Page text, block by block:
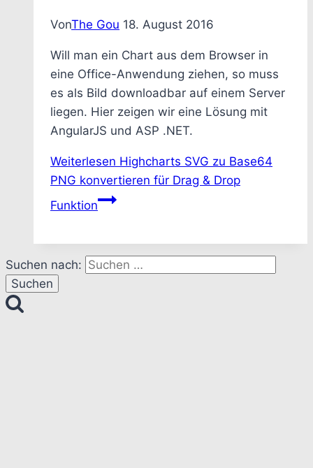
VonThe Gou 18. August 2016
Will man ein Chart aus dem Browser in
eine Office-Anwendung ziehen, so muss
es als Bild downloadbar auf einem Server
liegen. Hier zeigen wir eine Lösung mit
AngularJS und ASP .NET.
Weiterlesen Highcharts SVG zu Base64
PNG konvertieren für Drag & Drop
Funktion
Suchen nach: